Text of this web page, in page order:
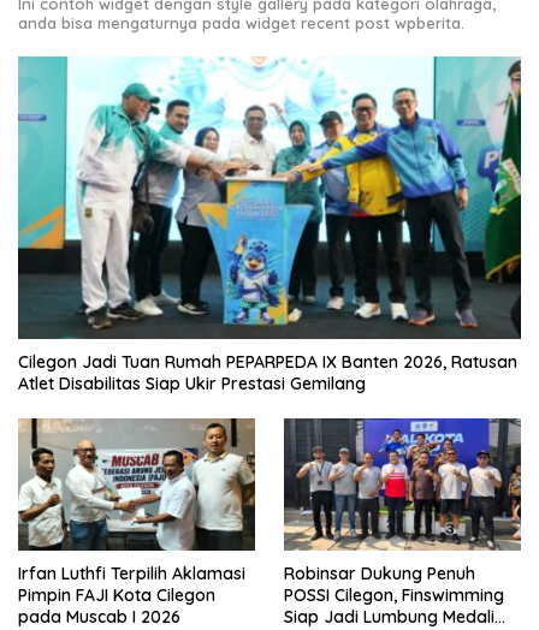
anda bisa mengaturnya pada widget recent post wpberita.
Cilegon Jadi Tuan Rumah PEPARPEDA IX Banten 2026, Ratusan
Atlet Disabilitas Siap Ukir Prestasi Gemilang
Irfan Luthfi Terpilih Aklamasi
Pimpin FAJI Kota Cilegon
pada Muscab I 2026
Robinsar Dukung Penuh
POSSI Cilegon, Finswimming
Siap Jadi Lumbung Medali